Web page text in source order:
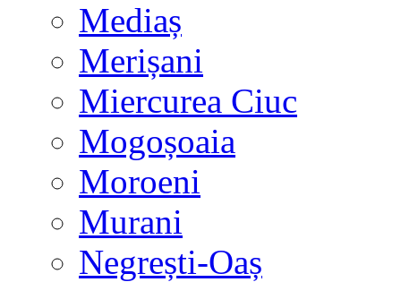
Mediaș
Merișani
Miercurea Ciuc
Mogoșoaia
Moroeni
Murani
Negrești-Oaș